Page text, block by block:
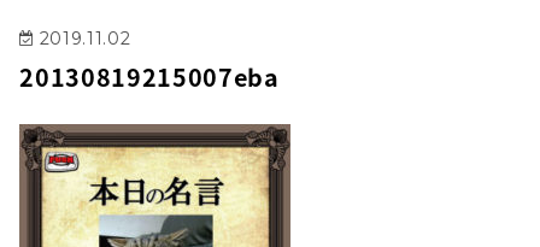
2019.11.02
20130819215007eba